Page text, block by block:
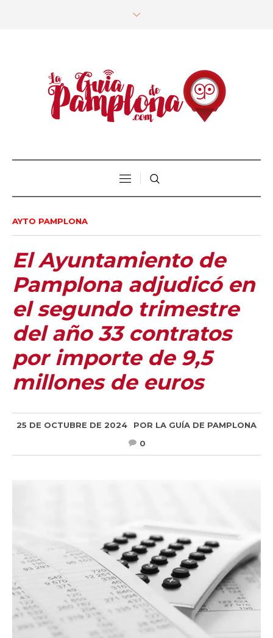
AYTO PAMPLONA
El Ayuntamiento de
Pamplona adjudicó en
el segundo trimestre
del año 33 contratos
por importe de 9,5
millones de euros
25 DE OCTUBRE DE 2024 POR LA GUÍA DE PAMPLONA
0